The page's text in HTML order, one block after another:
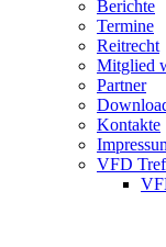
Berichte
Termine
Reitrecht
Mitglied
Partner
Kontakte
VFD